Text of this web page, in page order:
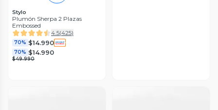
Stylo
Plumón Sherpa 2 Plazas
Embossed
4.5(425)
70% $14.990
70% $14.990
$49.990